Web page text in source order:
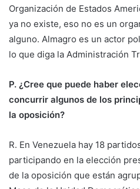
Organización de Estados
ya no existe, eso no es un
alguno. Almagro es un actor
lo que diga la Administración
P. ¿Cree que puede haber
concurrir algunos de los
la oposición?
R. En Venezuela hay 18
participando en la elección
de la oposición que están